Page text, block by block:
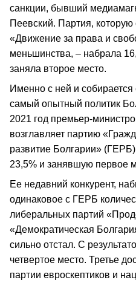
санкции, бывший
Пеевский. Партия,
«Движение за права и
меньшинства, – набрала
заняла второе место.
Именно с ней и собирается
самый опытный политик
2021 год премьер-
возглавляет партию
развитие Болгарии»
23,5% и занявшую первое
Ее недавний конкурент,
одинаковое с ГЕРБ
либеральных партий
«Демократическая
сильно отстал. С
четвертое место. Третье
партии евроскептиков и